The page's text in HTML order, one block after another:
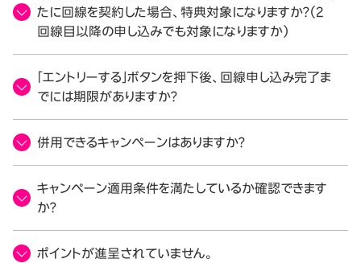
たに回線を契約した場合、特典対象になりますか？（2
回線目以降の申し込みでも対象になりますか）
「エントリーする」ボタンを押下後、回線申し込み完了ま
でには期限がありますか？
併用できるキャンペーンはありますか？
キャンペーン適用条件を満たしているか確認できます
か？
ポイントが進呈されていません。